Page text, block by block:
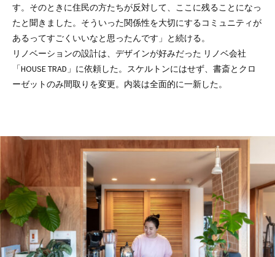
す。そのときに住民の方たちが反対して、ここに残ることになっ
たと聞きました。そういった関係性を大切にするコミュニティが
あるってすごくいいなと思ったんです」と続ける。
リノベーションの設計は、デザインが好みだった リノベ会社
「HOUSE TRAD」に依頼した。スケルトンにはせず、書斎とクロ
ーゼットのみ間取りを変更。内装は全面的に一新した。